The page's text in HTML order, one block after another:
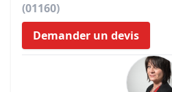
(01160)
Demander un devis